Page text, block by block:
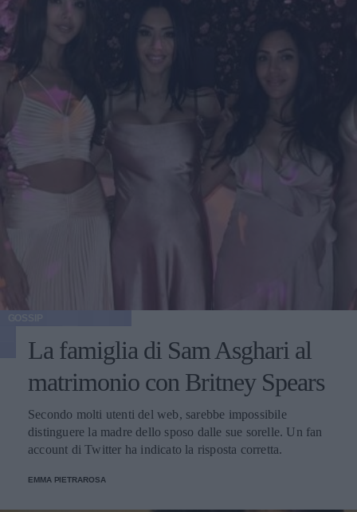
La famiglia di Sam Asghari al
matrimonio con Britney Spears
Secondo molti utenti del web, sarebbe impossibile
distinguere la madre dello sposo dalle sue sorelle. Un fan
account di Twitter ha indicato la risposta corretta.
EMMA PIETRAROSA